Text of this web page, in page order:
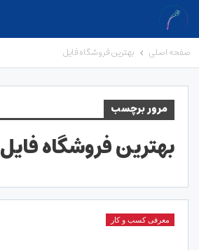
صفحه اصلی بهترین فروشگاه فایل
مرور برچسب
بهترین فروشگاه فایل
معرفی کسب و کار